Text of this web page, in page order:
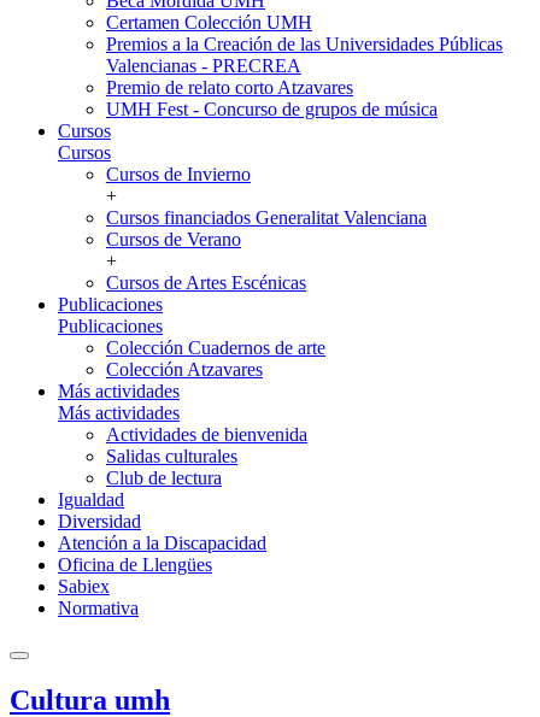
Certamen Colección UMH
Premios a la Creación de las Universidades Públicas
Valencianas - PRECREA
Premio de relato corto Atzavares
UMH Fest - Concurso de grupos de música
Cursos
Cursos
Cursos de Invierno
+
Cursos financiados Generalitat Valenciana
Cursos de Verano
+
Cursos de Artes Escénicas
Publicaciones
Publicaciones
Colección Cuadernos de arte
Colección Atzavares
Más actividades
Más actividades
Actividades de bienvenida
Salidas culturales
Club de lectura
Igualdad
Diversidad
Atención a la Discapacidad
Oficina de Llengües
Sabiex
Normativa
Cultura umh